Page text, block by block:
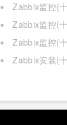
Zabbix监控(
Zabbix监控(
Zabbix监控(
Zabbix安装(